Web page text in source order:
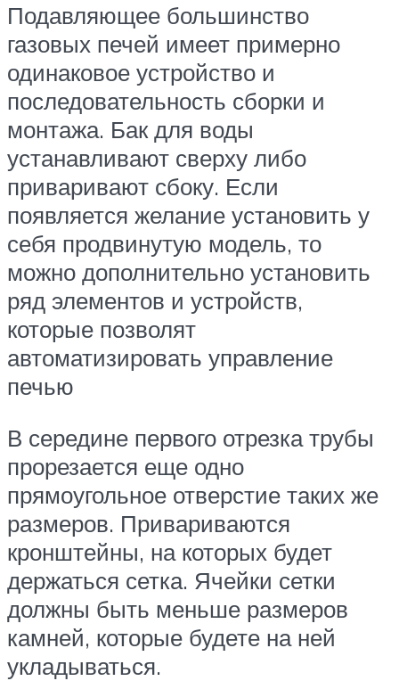
Подавляющее большинство
газовых печей имеет примерно
одинаковое устройство и
последовательность сборки и
монтажа. Бак для воды
устанавливают сверху либо
приваривают сбоку. Если
появляется желание установить у
себя продвинутую модель, то
можно дополнительно установить
ряд элементов и устройств,
которые позволят
автоматизировать управление
печью
В середине первого отрезка трубы
прорезается еще одно
прямоугольное отверстие таких же
размеров. Привариваются
кронштейны, на которых будет
держаться сетка. Ячейки сетки
должны быть меньше размеров
камней, которые будете на ней
укладываться.